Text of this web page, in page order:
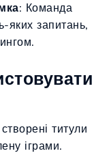
: Команда
яких запитань,
титули
іграми.